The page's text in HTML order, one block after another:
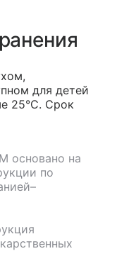
для детей
25°C. Срок
основано на
по